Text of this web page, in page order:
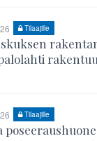
Tilaajille
Tilaajille